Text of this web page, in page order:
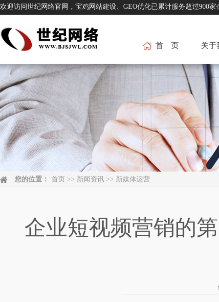
欢迎访问世纪网络官网，宝鸡网站建设、GEO优化已累计服务超
首 页 关于
您的位置： 首页 >> 新闻资讯 >> 新媒体运营
企业短视频营销的